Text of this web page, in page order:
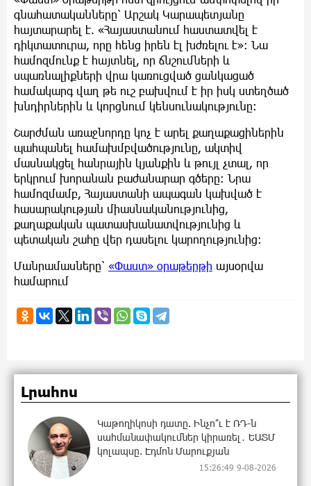
գնահատականները՝ Արշակ Կարապետյանը
հայտարարել է. «Հայաստանում հաստատվել է
դիկտատուրա, որը հենց իրեն էլ խժռելու է»։ Նա
համոզմունք է հայտնել, որ ճնշումների և
սպառնալիքների վրա կառուցված ցանկացած
համակարգ վաղ թե ուշ բախվում է իր իսկ ստեղծած
խնդիրներին և կորցնում կենսունակությունը։
Շարժման առաջնորդը կոչ է արել քաղաքացիներին
պահպանել համախմբվածությունը, ակտիվ
մասնակցել հանրային կյանքին և թույլ չտալ, որ
երկրում խորանան բաժանարար գծերը։ Նրա
համոզմամբ, Հայաստանի ապագան կախված է
հասարակության միասնականությունից,
քաղաքական պատասխանատվությունից և
պետական շահը վեր դասելու կարողությունից։
Մանրամասները՝ «Փաստ» օրաթերթի այսօրվա
համարում
Լրահոս
Կաթողիկոսի դատը. Ինչո՞ւ է ՌԴ-ն
սահմանափակումներ կիրառել․ ԵԱՏՄ
կոլապսը. Էդմոն Մարուքյան
15:26:49 9-08-2026